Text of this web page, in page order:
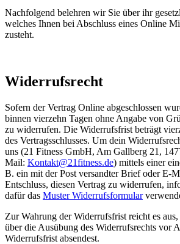
Nachfolgend belehren wir Sie über ihr
welches Ihnen bei Abschluss eines Online
zusteht.
Widerrufsrecht
Sofern der Vertrag Online abgeschlossen
binnen vierzehn Tagen ohne Angabe von
zu widerrufen. Die Widerrufsfrist beträgt
des Vertragsschlusses. Um dein
uns (21 Fitness GmbH, Am Gallberg 21,
Mail: Kontakt@21fitness.de) mittels einer
B. ein mit der Post versandter Brief oder E-
Entschluss, diesen Vertrag zu widerrufen,
dafür das Muster Widerrufsformular
Zur Wahrung der Widerrufsfrist reicht es
über die Ausübung des Widerrufsrechts vor
Widerrufsfrist absendest.